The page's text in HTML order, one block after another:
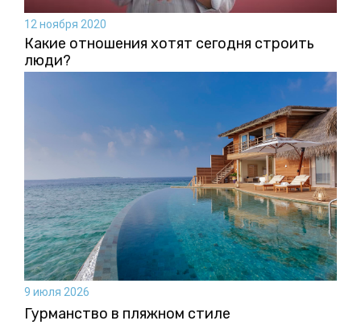
12 ноября 2020
Какие отношения хотят сегодня строить
люди?
9 июля 2026
Гурманство в пляжном стиле